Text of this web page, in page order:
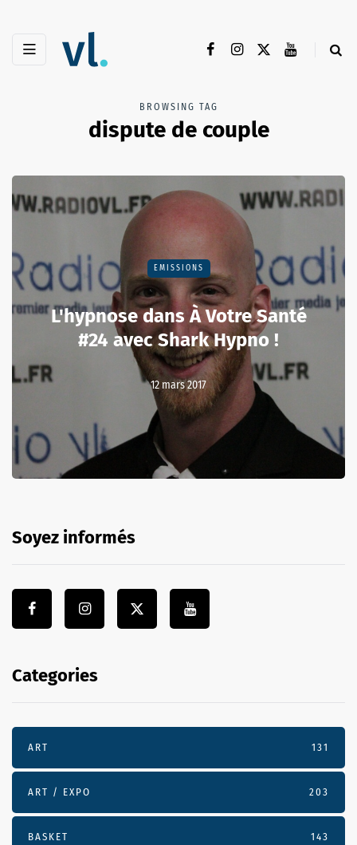
BROWSING TAG
dispute de couple
EMISSIONS
L'hypnose dans À Votre Santé
#24 avec Shark Hypno !
12 mars 2017
Soyez informés
Categories
ART 131
ART / EXPO 203
BASKET 143